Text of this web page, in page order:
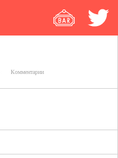
Комментарии